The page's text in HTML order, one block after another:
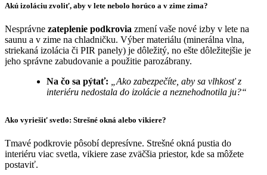
Akú izoláciu zvoliť, aby v lete nebolo horúco a v zime zima?
Nesprávne zateplenie podkrovia zmení vaše nové izby v lete na
saunu a v zime na chladničku. Výber materiálu (minerálna vlna,
striekaná izolácia či PIR panely) je dôležitý, no ešte dôležitejšie je
jeho správne zabudovanie a použitie parozábrany.
Na čo sa pýtať:
„Ako zabezpečíte, aby sa vlhkosť z
interiéru nedostala do izolácie a neznehodnotila ju?“
Ako vyriešiť svetlo: Strešné okná alebo vikiere?
Tmavé podkrovie pôsobí depresívne. Strešné okná pustia do
interiéru viac svetla, vikiere zase zväčšia priestor, kde sa môžete
postaviť.